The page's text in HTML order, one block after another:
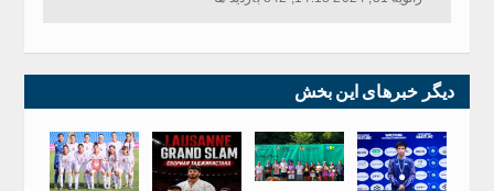
دیگر خبرهای این بخش